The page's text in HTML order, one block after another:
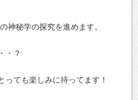
神秘学の探究を進めます。
・？
っても楽しみに待ってます！